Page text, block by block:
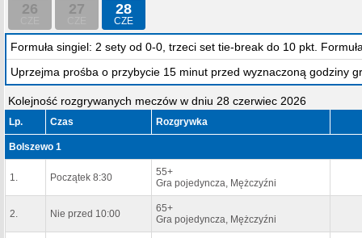
26 27 28
CZE
Formuła singiel: 2 sety od 0-0, trzeci set tie-break do 10 pkt.
Uprzejma prośba o przybycie 15 minut przed wyznaczoną godziny
Kolejność rozgrywanych meczów w dniu 28 czerwiec 2026
Lp. Czas Rozgrywka
Bolszewo 1
1. Początek 8:30
55+
Gra pojedyncza, Mężczyźni
2. Nie przed 10:00
65+
Gra pojedyncza, Mężczyźni